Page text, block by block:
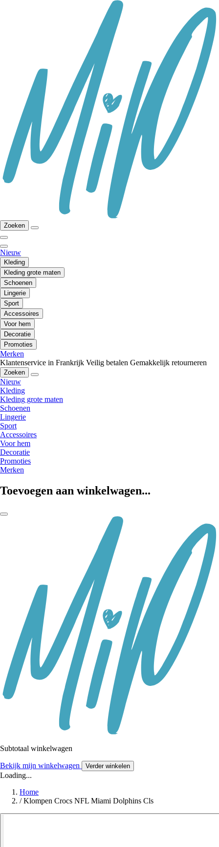
Zoeken
Nieuw
Kleding
Kleding grote maten
Schoenen
Lingerie
Sport
Accessoires
Voor hem
Decoratie
Promoties
Merken
Klantenservice in Frankrijk Veilig betalen Gemakkelijk retourneren
Zoeken
Nieuw
Kleding
Kleding grote maten
Schoenen
Lingerie
Sport
Accessoires
Voor hem
Decoratie
Promoties
Merken
Toevoegen aan winkelwagen...
Subtotaal winkelwagen
Bekijk mijn winkelwagen Verder winkelen
Loading...
Home
/ Klompen Crocs NFL Miami Dolphins Cls